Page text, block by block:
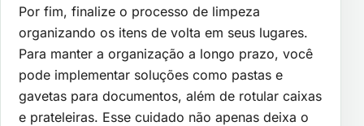
Por fim, finalize o processo de limpeza
organizando os itens de volta em seus lugares.
Para manter a organização a longo prazo, você
pode implementar soluções como pastas e
gavetas para documentos, além de rotular caixas
e prateleiras. Esse cuidado não apenas deixa o